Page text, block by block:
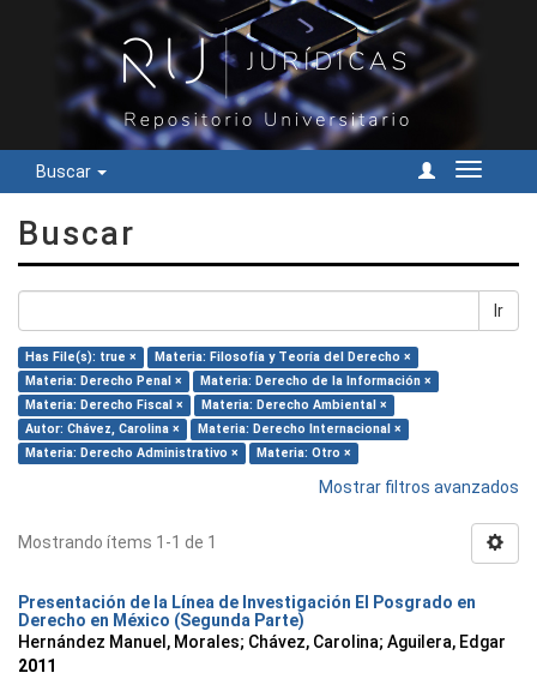
Buscar
Cambiar
Buscar
Ir
Has File(s): true ×
Materia: Filosofía y Teoría del Derecho ×
Materia: Derecho Penal ×
Materia: Derecho de la Información ×
Materia: Derecho Fiscal ×
Materia: Derecho Ambiental ×
Autor: Chávez, Carolina ×
Materia: Derecho Internacional ×
Materia: Derecho Administrativo ×
Materia: Otro ×
Mostrar filtros avanzados
Mostrando ítems 1-1 de 1
Presentación de la Línea de Investigación El Posgrado en
Derecho en México (Segunda Parte)
Hernández Manuel, Morales; Chávez, Carolina; Aguilera, Edgar
2011